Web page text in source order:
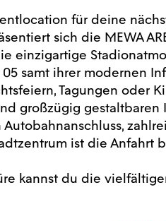
für deine
sich die MEWA
einzigartige
samt ihrer modernen
Tagungen oder
großzügig
ist die Anfahrt
kannst du die